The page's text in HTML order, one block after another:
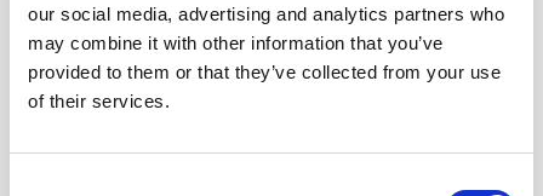
our social media, advertising and analytics partners who
may combine it with other information that you’ve
provided to them or that they’ve collected from your use
of their services.